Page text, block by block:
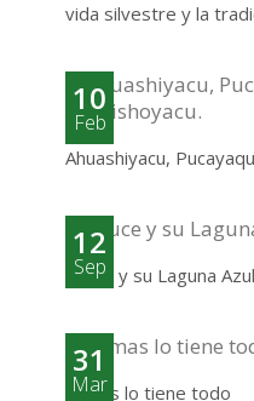
vida silvestre y la
10
Feb
Ahuashiyacu,
12
Sep
Sauce y su Laguna Azul
31
Mar
Lamas lo tiene todo